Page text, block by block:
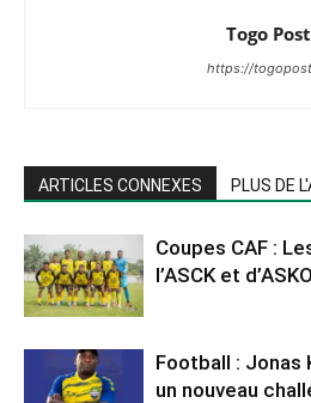
Togo Post
https://
ARTICLES CONNEXES PLUS DE
Coupes CAF :
l’ASCK et
Football : Jonas
un nouveau